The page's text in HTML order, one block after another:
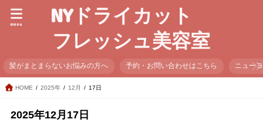
NYドライカット
フレッシュ美容室
menu
髪がまとまらないお悩みの方へ 予約・お問い合わせはこちら ニュー
HOME 2025年 12月 17日
2025年12月17日